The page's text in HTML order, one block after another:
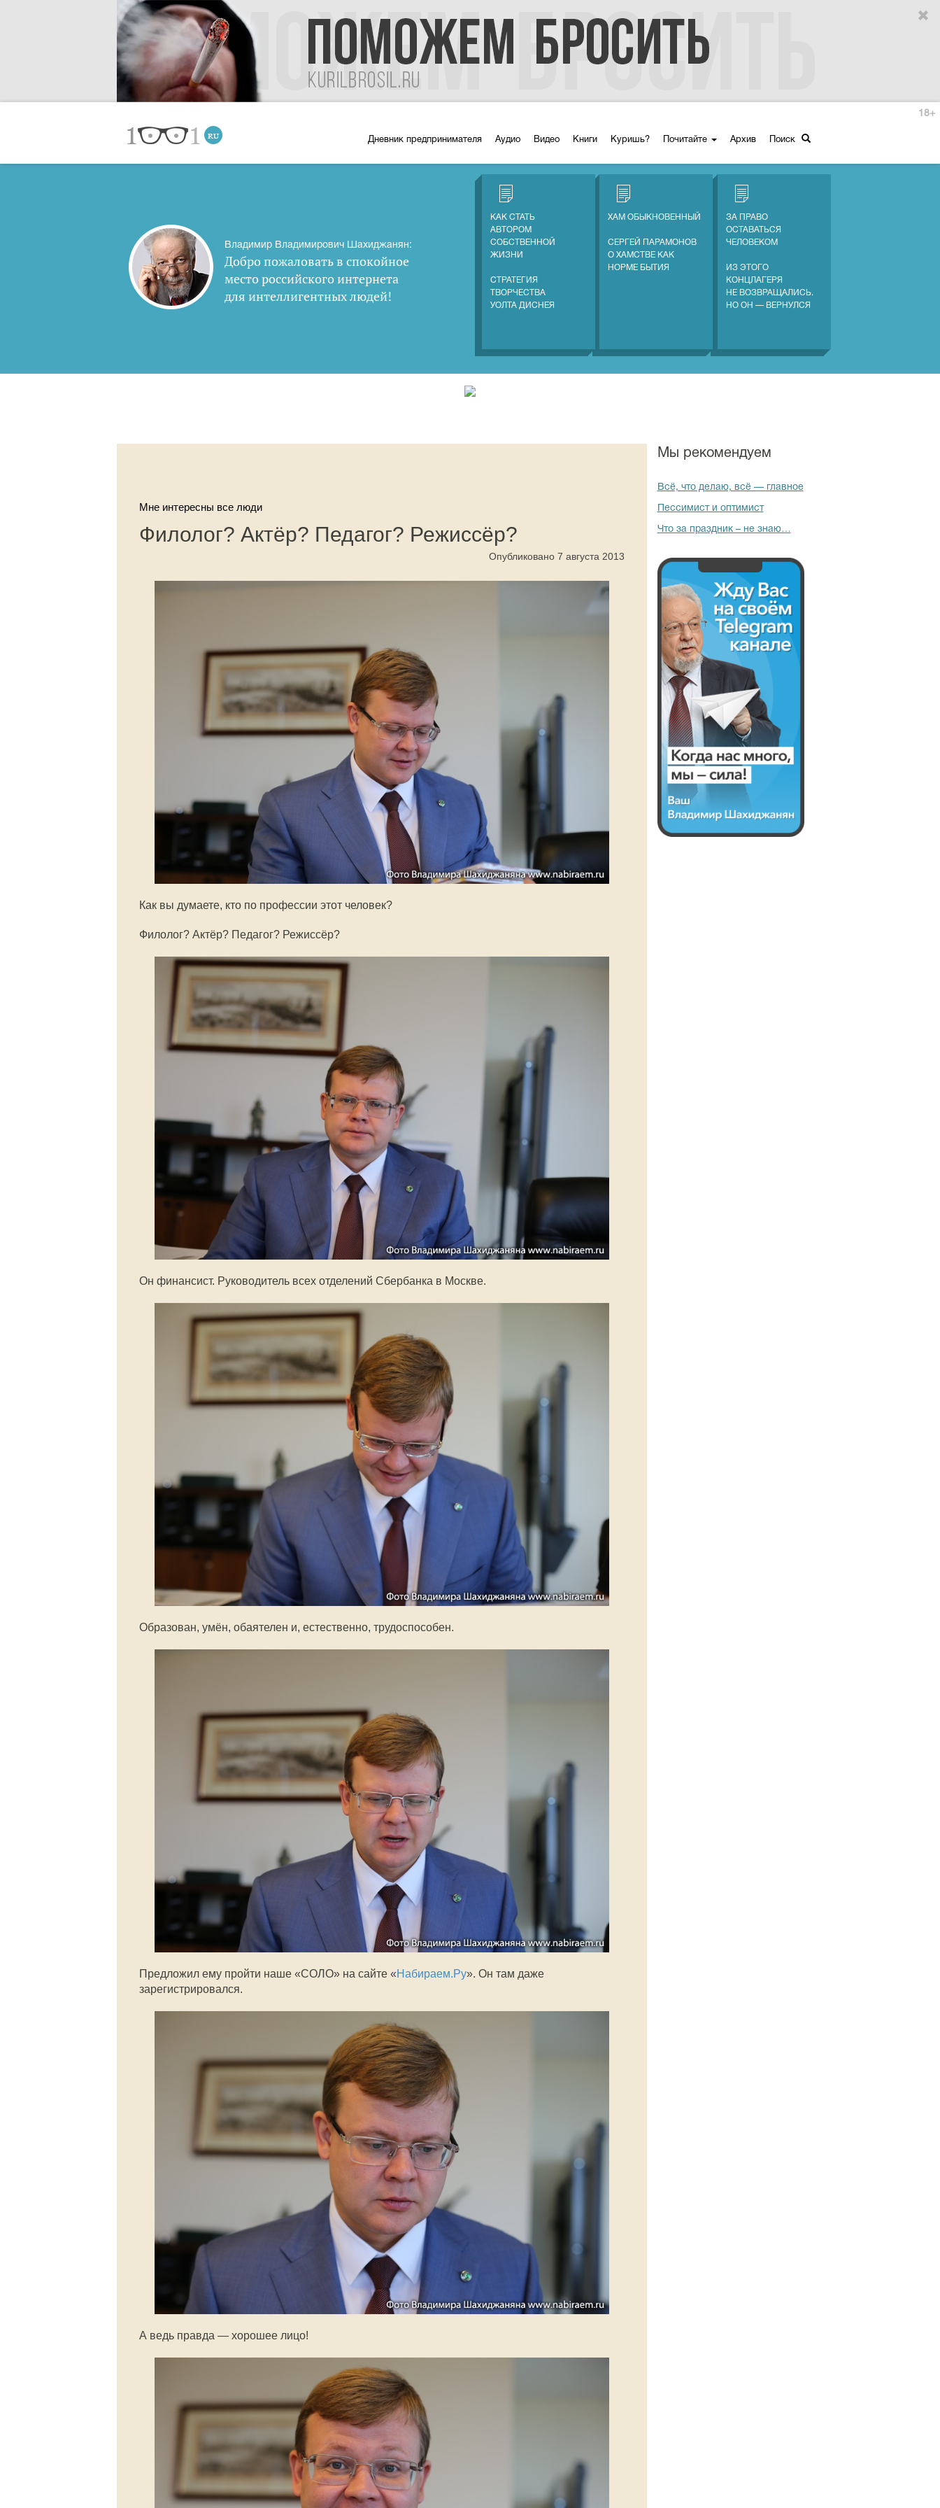
Дневник предпринимателя Аудио Видео Книги Куришь? Почитайте Архив Поиск
18+
Владимир Владимирович Шахиджанян:
Добро пожаловать в спокойное
место российского интернета
для интеллигентных людей!
КАК СТАТЬ
АВТОРОМ
СОБСТВЕННОЙ
ЖИЗНИ
СТРАТЕГИЯ
ТВОРЧЕСТВА
УОЛТА ДИСНЕЯ
ХАМ ОБЫКНОВЕННЫЙ
СЕРГЕЙ ПАРАМОНОВ
О ХАМСТВЕ КАК
НОРМЕ БЫТИЯ
ЗА ПРАВО
ОСТАВАТЬСЯ
ЧЕЛОВЕКОМ
ИЗ ЭТОГО
КОНЦЛАГЕРЯ
НЕ ВОЗВРАЩАЛИСЬ.
НО ОН — ВЕРНУЛСЯ
Мне интересны все люди
Филолог? Актёр? Педагог? Режиссёр?
Опубликовано 7 августа 2013
Как вы думаете, кто по профессии этот человек?
Филолог? Актёр? Педагог? Режиссёр?
Он финансист. Руководитель всех отделений Сбербанка в Москве.
Образован, умён, обаятелен и, естественно, трудоспособен.
Предложил ему пройти наше «СОЛО» на сайте «Набираем.Ру». Он там даже
зарегистрировался.
А ведь правда — хорошее лицо!
Мы рекомендуем
Всё, что делаю, всё — главное
Пессимист и оптимист
Что за праздник – не знаю…